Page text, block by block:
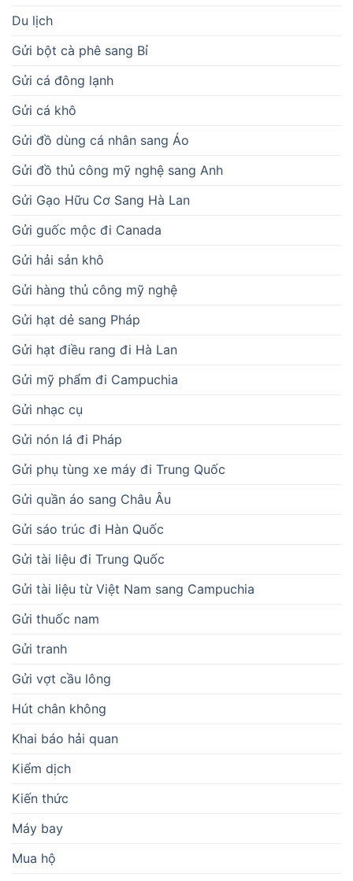
Du lịch
Gửi bột cà phê sang Bỉ
Gửi cá đông lạnh
Gửi cá khô
Gửi đồ dùng cá nhân sang Áo
Gửi đồ thủ công mỹ nghệ sang Anh
Gửi Gạo Hữu Cơ Sang Hà Lan
Gửi guốc mộc đi Canada
Gửi hải sản khô
Gửi hàng thủ công mỹ nghệ
Gửi hạt dẻ sang Pháp
Gửi hạt điều rang đi Hà Lan
Gửi mỹ phẩm đi Campuchia
Gửi nhạc cụ
Gửi nón lá đi Pháp
Gửi phụ tùng xe máy đi Trung Quốc
Gửi quần áo sang Châu Âu
Gửi sáo trúc đi Hàn Quốc
Gửi tài liệu đi Trung Quốc
Gửi tài liệu từ Việt Nam sang Campuchia
Gửi thuốc nam
Gửi tranh
Gửi vợt cầu lông
Hút chân không
Khai báo hải quan
Kiểm dịch
Kiến thức
Máy bay
Mua hộ